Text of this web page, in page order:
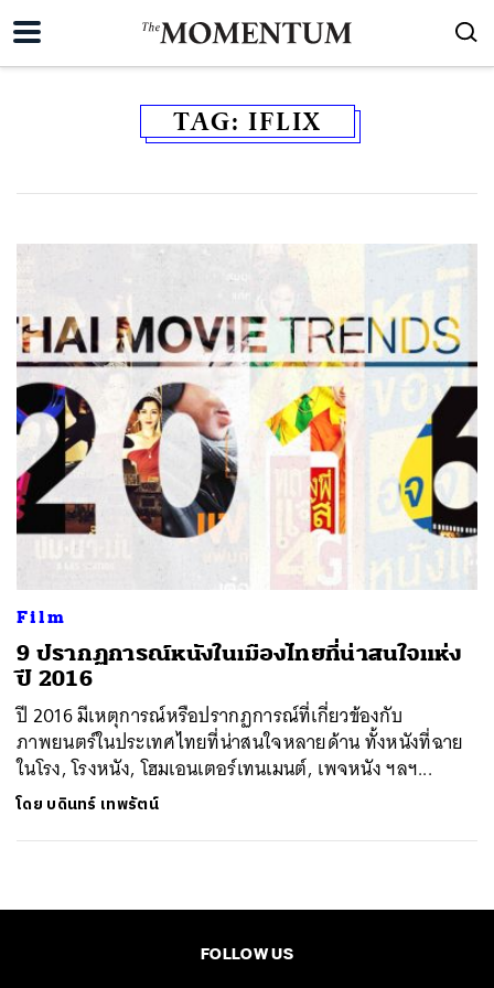
TAG: IFLIX
Film
9 ปรากฏการณ์หนังในเมืองไทยที่น่าสนใจแห่ง
ปี 2016
ปี 2016 มีเหตุการณ์หรือปรากฏการณ์ที่เกี่ยวข้องกับ
ภาพยนตร์ในประเทศไทยที่น่าสนใจหลายด้าน ทั้งหนังที่ฉาย
ในโรง, โรงหนัง, โฮมเอนเตอร์เทนเมนต์, เพจหนัง ฯลฯ...
โดย บดินทร์ เทพรัตน์
FOLLOW US
SHARE LINE EMAIL